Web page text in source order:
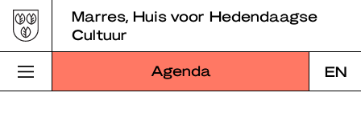
Skip
to
content
Marres, Huis voor Hedendaagse
Cultuur
Agenda EN